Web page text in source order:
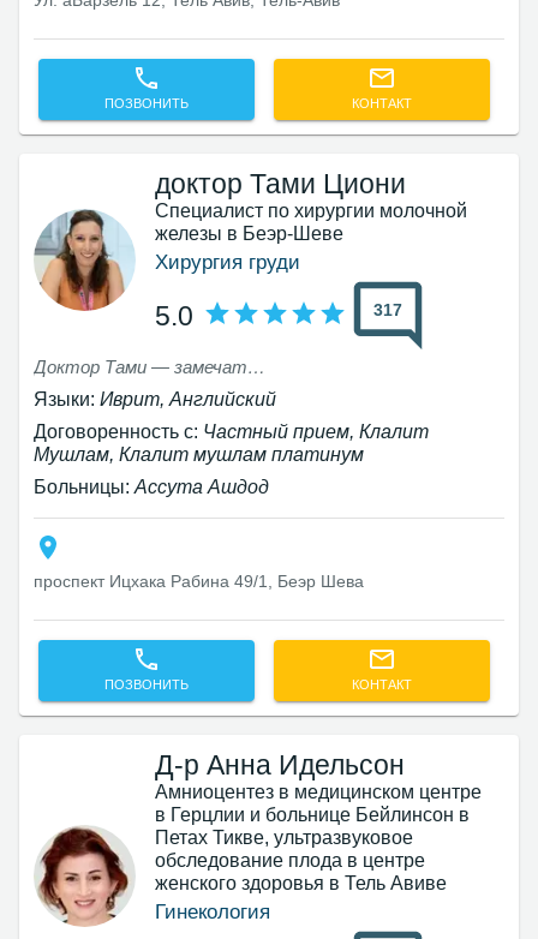
ПОЗВОНИТЬ КОНТАКТ
доктор Тами Циони
Специалист по хирургии молочной
железы в Беэр-Шеве
Хирургия груди
5.0 317
Доктор Тами — замечательный врач, очень профессиональный и человечный. Я чувствовала себя очень комфортно с ней и получила от неё внимательное и профессиональное обслуживание. Горячо рекомендую!
Языки: Иврит, Английский
Договоренность с: Частный прием, Клалит
Мушлам, Клалит мушлам платинум
Больницы: Ассута Ашдод
проспект Ицхака Рабина 49/1, Беэр Шева
ПОЗВОНИТЬ КОНТАКТ
Д-р Анна Идельсон
Амниоцентез в медицинском центре
в Герцлии и больнице Бейлинсон в
Петах Тикве, ультразвуковое
обследование плода в центре
женского здоровья в Тель Авиве
Гинекология